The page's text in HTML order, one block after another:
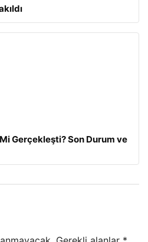
Gerçekleşti? Son Durum ve